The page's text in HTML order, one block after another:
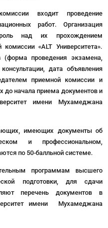
входит проведение
работ. Организация
над их прохождением
«ALT Университета».
(форма проведения экзамена,
дата объявления
приемной комиссии и
до начала приема документов и
имени Мухамеджана
имеющих документы об
и профессиональном,
по 50-балльной системе.
программам высшего
подготовки, для сдачи
перечень документов в
имени Мухамеджана